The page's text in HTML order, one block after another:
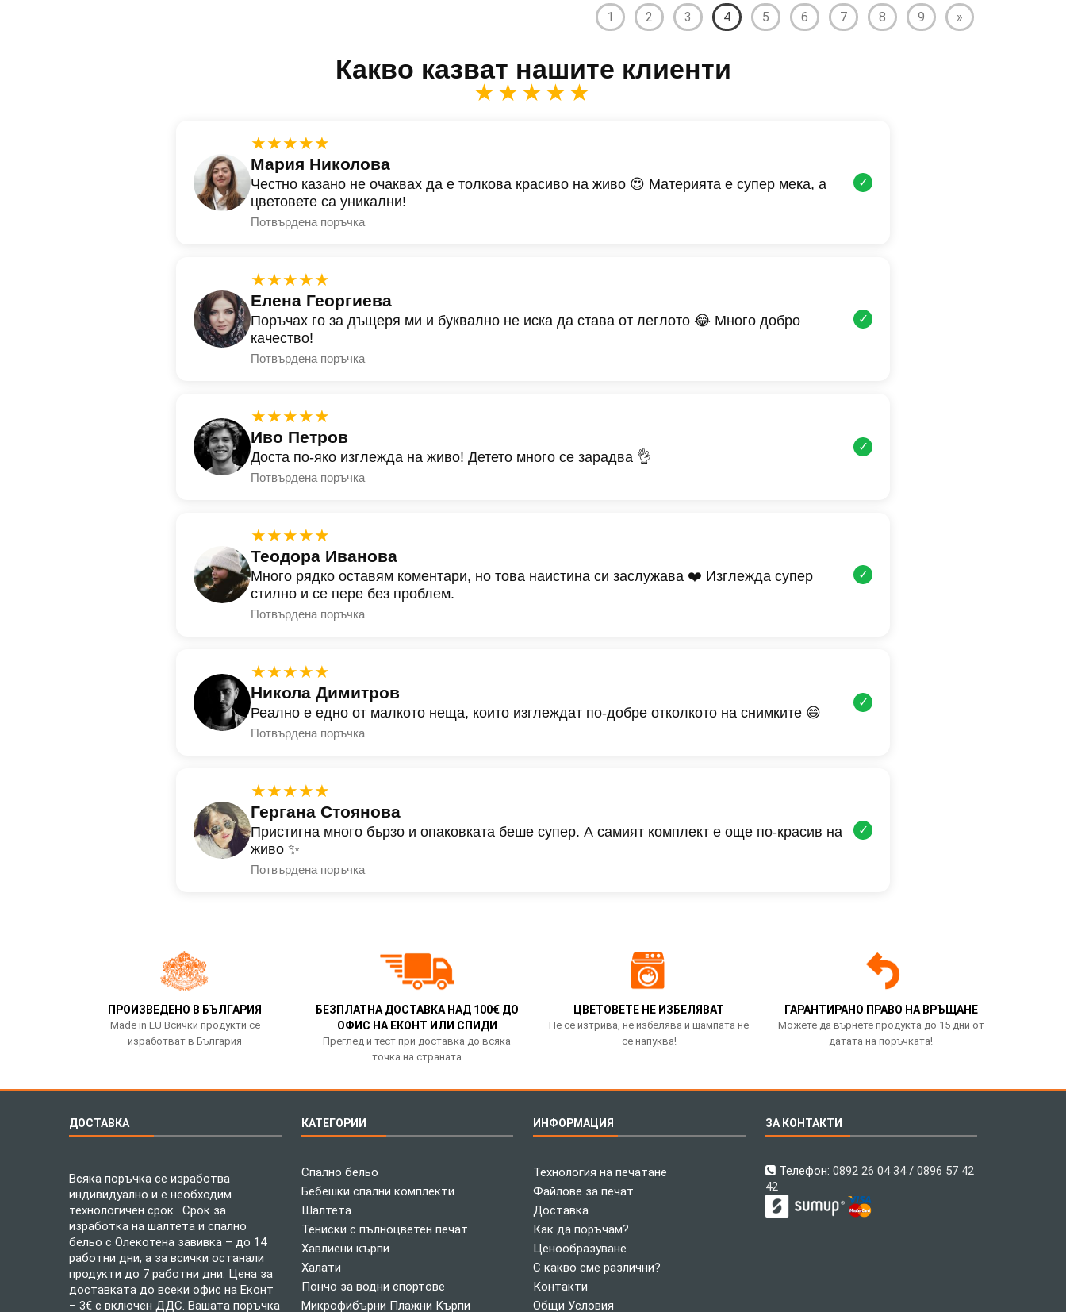
1 2 3 4 5 6 7 8 9 »
Какво казват нашите клиенти
★★★★★
★★★★★
Мария Николова
Честно казано не очаквах да е толкова красиво на живо 😍 Материята е супер мека, а
цветовете са уникални!
Потвърдена поръчка
✓
★★★★★
Елена Георгиева
Поръчах го за дъщеря ми и буквално не иска да става от леглото 😂 Много добро
качество!
Потвърдена поръчка
✓
★★★★★
Иво Петров
Доста по-яко изглежда на живо! Детето много се зарадва 👌
Потвърдена поръчка
✓
★★★★★
Теодора Иванова
Много рядко оставям коментари, но това наистина си заслужава ❤️ Изглежда супер
стилно и се пере без проблем.
Потвърдена поръчка
✓
★★★★★
Никола Димитров
Реално е едно от малкото неща, които изглеждат по-добре отколкото на снимките 😄
Потвърдена поръчка
✓
★★★★★
Гергана Стоянова
Пристигна много бързо и опаковката беше супер. А самият комплект е още по-красив на
живо ✨
Потвърдена поръчка
✓
ПРОИЗВЕДЕНО В БЪЛГАРИЯ
Made in EU Всички продукти се
изработват в България
БЕЗПЛАТНА ДОСТАВКА НАД 100€ ДО
ОФИС НА ЕКОНТ ИЛИ СПИДИ
Преглед и тест при доставка до всяка
точка на страната
ЦВЕТОВЕТЕ НЕ ИЗБЕЛЯВАТ
Не се изтрива, не избелява и щампата не
се напуква!
ГАРАНТИРАНО ПРАВО НА ВРЪЩАНЕ
Можете да върнете продукта до 15 дни от
датата на поръчката!
ДОСТАВКА
Всяка поръчка се изработва
индивидуално и е необходим
технологичен срок . Срок за
изработка на шалтета и спално
бельо с Олекотена завивка – до 14
работни дни, а за всички останали
продукти до 7 работни дни. Цена за
доставката до всеки офис на Еконт
– 3€ с включен ДДС. Вашата поръчка
КАТЕГОРИИ
Спално бельо
Бебешки спални комплекти
Шалтета
Тениски с пълноцветен печат
Хавлиени кърпи
Халати
Пончо за водни спортове
Микрофибърни Плажни Кърпи
ИНФОРМАЦИЯ
Технология на печатане
Файлове за печат
Доставка
Как да поръчам?
Ценообразуване
С какво сме различни?
Контакти
Общи Условия
ЗА КОНТАКТИ
Телефон: 0892 26 04 34 / 0896 57 42
42